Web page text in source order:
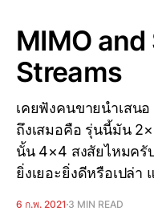
MIMO
Streams
เคยฟังคนขายนำเสน
ถึงเสมอคือ รุ่นนี้มัน
นั้น 4×4 สงสัยไหมครั
ยิ่งเยอะยิ่งดีหรือเปล่า
6 ก.พ. 2021 3 MIN READ